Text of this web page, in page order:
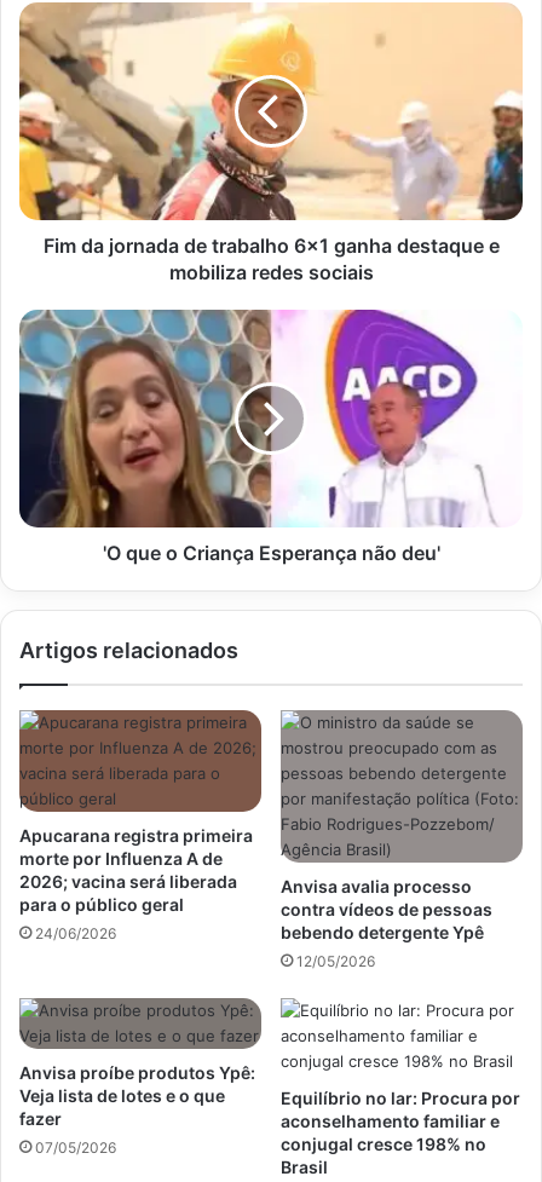
Fim
da
jornada
de
trabalho
6×1
ganha
destaque
e
mobiliza
Fim da jornada de trabalho 6×1 ganha destaque e
mobiliza redes sociais
'O
que
o
Criança
Esperança
'O que o Criança Esperança não deu'
Artigos relacionados
Apucarana registra primeira
morte por Influenza A de
2026; vacina será liberada
para o público geral
24/06/2026
Anvisa avalia processo
contra vídeos de pessoas
bebendo detergente Ypê
12/05/2026
Anvisa proíbe produtos Ypê:
Veja lista de lotes e o que
fazer
07/05/2026
Equilíbrio no lar: Procura por
aconselhamento familiar e
conjugal cresce 198% no
Brasil